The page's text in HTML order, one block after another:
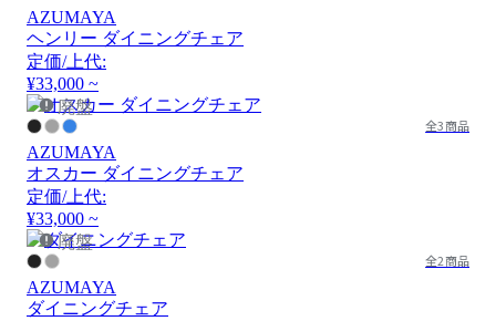
AZUMAYA
ヘンリー ダイニングチェア
定価/上代:
¥33,000 ~
廃盤
全3商品
AZUMAYA
オスカー ダイニングチェア
定価/上代:
¥33,000 ~
廃盤
全2商品
AZUMAYA
ダイニングチェア